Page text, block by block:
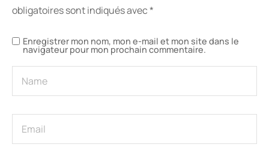
obligatoires sont indiqués avec*
Enregistrer mon nom, mon e-mail et mon site dans le
navigateur pour mon prochain commentaire.